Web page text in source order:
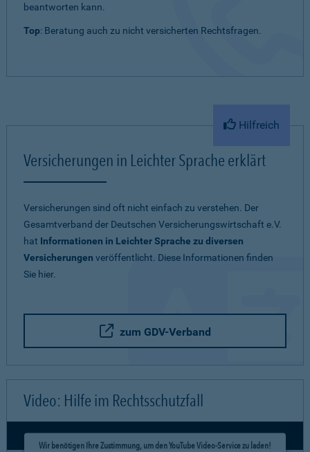
beantworten kann.
Top: Beratung auch zu nicht versicherten Rechtsfragen.
Hilfreich
Versicherungen in Leichter Sprache erklärt
Versicherungen sind oft nicht einfach zu verstehen. Der
Gesamtverband der Deutschen Versicherungswirtschaft e.V.
hat Informationen in Leichter Sprache zu diversen
Versicherungen veröffentlicht. Diese Informationen finden
Sie hier.
zum GDV-Verband
Video: Hilfe im Rechtsschutzfall
Wir benötigen Ihre Zustimmung, um den YouTube Video-Service zu laden!